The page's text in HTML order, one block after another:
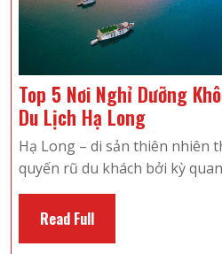
Top 5 Nơi Nghỉ Dưỡng
Du Lịch Hạ LongTop
5
Nơi
Nghỉ
Hạ Long – di sản thiên nhiên
quyến rũ du khách bởi kỳ
Read FullRead
Full